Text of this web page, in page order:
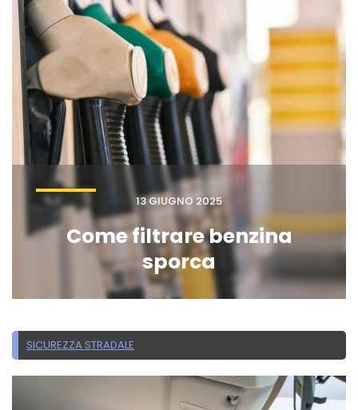
13 GIUGNO 2025
Come filtrare benzina
sporca
SICUREZZA STRADALE